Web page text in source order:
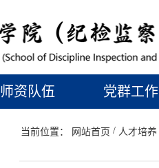
师资队伍 党群工作
当前位置： 网站首页 / 人才培养